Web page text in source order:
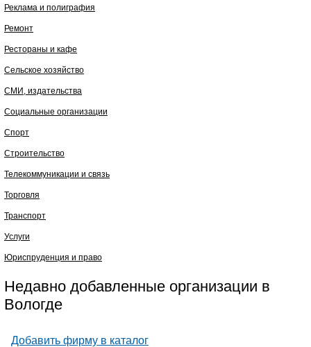
Реклама и полиграфия
Ремонт
Рестораны и кафе
Сельское хозяйство
СМИ, издательства
Социальные организации
Спорт
Строительство
Телекоммуникации и связь
Торговля
Транспорт
Услуги
Юриспруденция и право
Недавно добавленные организации в
Вологде
Добавить фирму в каталог